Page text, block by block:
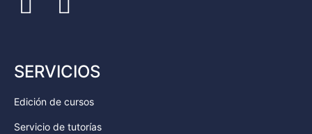
SERVICIOS
Edición de cursos
Servicio de tutorías